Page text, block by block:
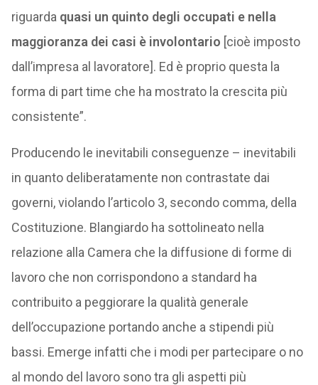
riguarda quasi un quinto degli occupati e nella
maggioranza dei casi è involontario [cioè imposto
dall’impresa al lavoratore]. Ed è proprio questa la
forma di part time che ha mostrato la crescita più
consistente”.
Producendo le inevitabili conseguenze – inevitabili
in quanto deliberatamente non contrastate dai
governi, violando l’articolo 3, secondo comma, della
Costituzione. Blangiardo ha sottolineato nella
relazione alla Camera che la diffusione di forme di
lavoro che non corrispondono a standard ha
contribuito a peggiorare la qualità generale
dell’occupazione portando anche a stipendi più
bassi. Emerge infatti che i modi per partecipare o no
al mondo del lavoro sono tra gli aspetti più